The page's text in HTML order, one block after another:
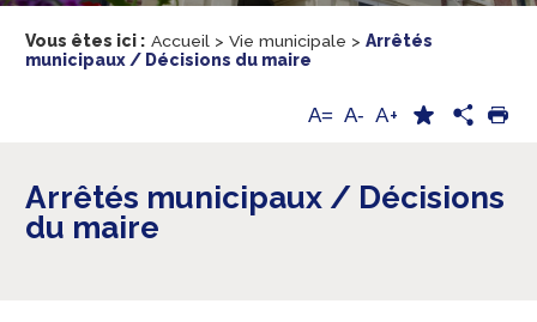
Vous êtes ici : Accueil > Vie municipale > Arrêtés
municipaux / Décisions du maire
A= A- A+
Arrêtés municipaux / Décisions
du maire